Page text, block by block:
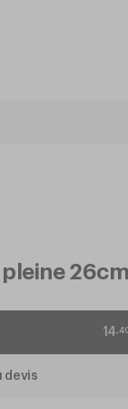
pleine 26cm
14
devis